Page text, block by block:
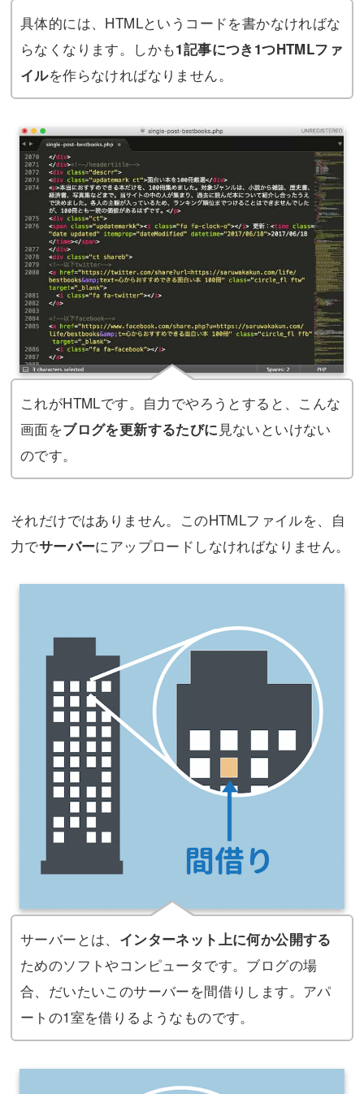
具体的には、HTMLというコードを書かなければな
らなくなります。しかも1記事につき1つHTMLファ
イルを作らなければなりません。
これがHTMLです。自力でやろうとすると、こんな
画面をブログを更新するたびに 見ないといけない
のです。
それだけではありません。このHTMLファイルを、自
力でサーバーにアップロードしなければなりません。
サーバーとは、 インターネット上に何か公開する
ためのソフトやコンピュータです。ブログの場
合、だいたいこのサーバーを間借りします。アパ
ートの1室を借りるようなものです。